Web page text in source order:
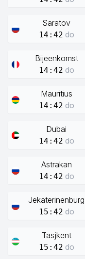
Saratov
14:42 do
Bijeenkomst
14:42 do
Mauritius
14:42 do
Dubai
14:42 do
Astrakan
14:42 do
Jekaterinenburg
15:42 do
Tasjkent
15:42 do